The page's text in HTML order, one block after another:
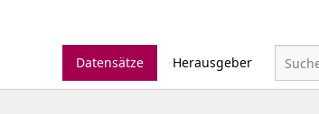
Datensätze
Herausgeber